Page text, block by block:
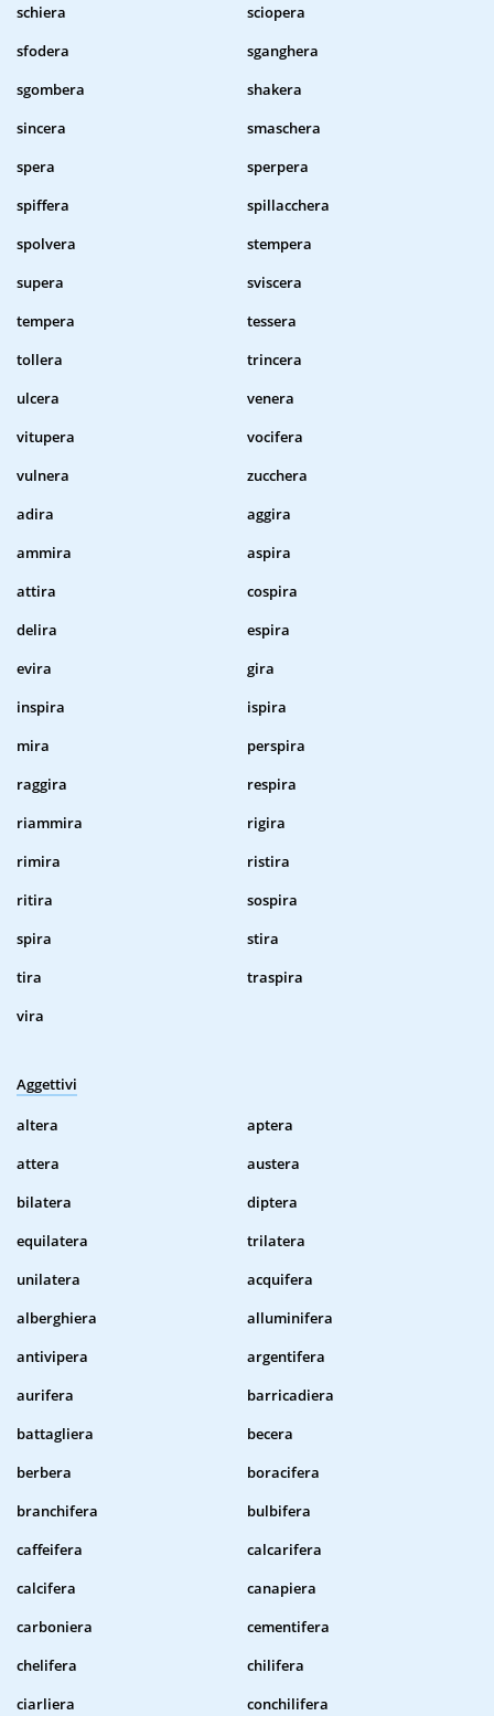
schiera
sciopera
sfodera
sganghera
sgombera
shakera
sincera
smaschera
spera
sperpera
spiffera
spillacchera
spolvera
stempera
supera
sviscera
tempera
tessera
tollera
trincera
ulcera
venera
vitupera
vocifera
vulnera
zucchera
adira
aggira
ammira
aspira
attira
cospira
delira
espira
evira
gira
inspira
ispira
mira
perspira
raggira
respira
riammira
rigira
rimira
ristira
ritira
sospira
spira
stira
tira
traspira
vira
Aggettivi
altera
aptera
attera
austera
bilatera
diptera
equilatera
trilatera
unilatera
acquifera
alberghiera
alluminifera
antivipera
argentifera
aurifera
barricadiera
battagliera
becera
berbera
boracifera
branchifera
bulbifera
caffeifera
calcarifera
calcifera
canapiera
carboniera
cementifera
chelifera
chilifera
ciarliera
conchilifera